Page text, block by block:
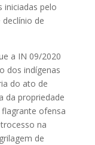
iniciadas pelo
de
a IN 09/2020
dos indígenas
do ato de
da propriedade
ofensa
na
de